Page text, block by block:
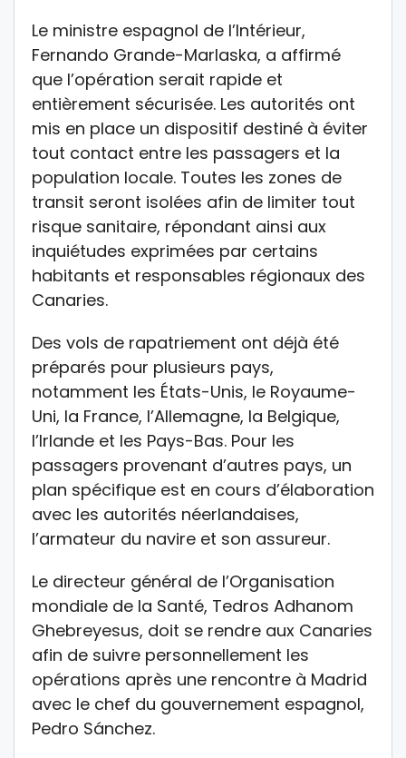
Le ministre espagnol de l’Intérieur,
Fernando Grande-Marlaska, a affirmé
que l’opération serait rapide et
entièrement sécurisée. Les autorités ont
mis en place un dispositif destiné à éviter
tout contact entre les passagers et la
population locale. Toutes les zones de
transit seront isolées afin de limiter tout
risque sanitaire, répondant ainsi aux
inquiétudes exprimées par certains
habitants et responsables régionaux des
Canaries.
Des vols de rapatriement ont déjà été
préparés pour plusieurs pays,
notamment les États-Unis, le Royaume-
Uni, la France, l’Allemagne, la Belgique,
l’Irlande et les Pays-Bas. Pour les
passagers provenant d’autres pays, un
plan spécifique est en cours d’élaboration
avec les autorités néerlandaises,
l’armateur du navire et son assureur.
Le directeur général de l’Organisation
mondiale de la Santé, Tedros Adhanom
Ghebreyesus, doit se rendre aux Canaries
afin de suivre personnellement les
opérations après une rencontre à Madrid
avec le chef du gouvernement espagnol,
Pedro Sánchez.